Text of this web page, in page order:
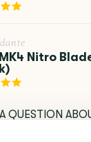
Nitro
ABOUT